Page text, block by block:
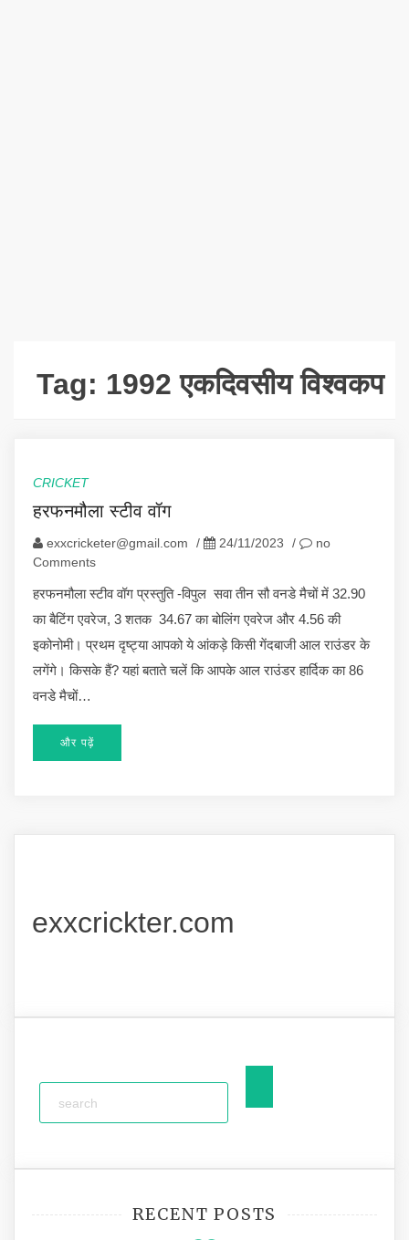
Tag: 1992 एकदिवसीय विश्वकप
CRICKET
हरफनमौला स्टीव वॉग
exxcricketer@gmail.com / 24/11/2023 /
no
Comments
हरफनमौला स्टीव वॉग प्रस्तुति -विपुल सवा तीन सौ वनडे मैचों में 32.90
का बैटिंग एवरेज, 3 शतक 34.67 का बोलिंग एवरेज और 4.56 की
इकोनोमी। प्रथम दृष्ट्या आपको ये आंकड़े किसी गेंदबाजी आल राउंडर के
लगेंगे। किसके हैं? यहां बताते चलें कि आपके आल राउंडर हार्दिक का 86
वनडे मैचों…
और पढ़ें
exxcrickter.com
RECENT POSTS